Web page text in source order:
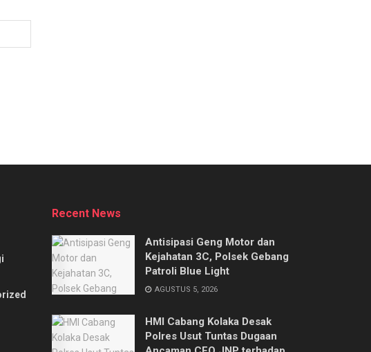
Recent News
Antisipasi Geng Motor dan
Kejahatan 3C, Polsek Gebang
Patroli Blue Light
AGUSTUS 5, 2026
HMI Cabang Kolaka Desak
Polres Usut Tuntas Dugaan